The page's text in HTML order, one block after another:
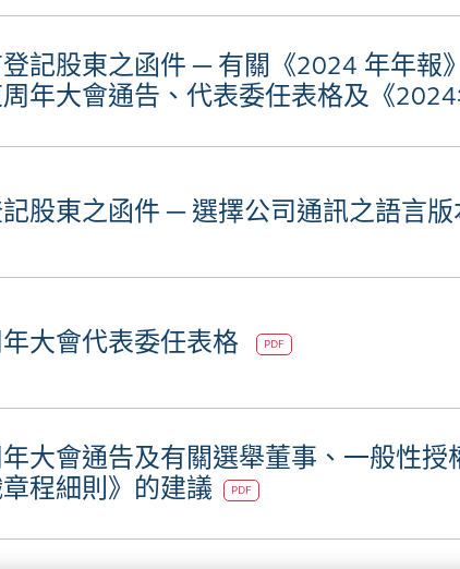
記股東之函件 ─ 有關《2024 年年報
年大會通告、代表委任表格及《
股東之函件 ─ 選擇公司通訊之語言
大會代表委任表格 PDF
大會通告及有關選舉董事、一般性
章程細則》的建議
PDF